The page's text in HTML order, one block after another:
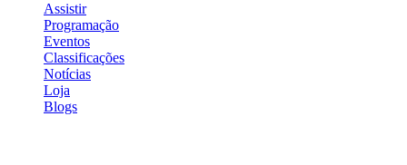
Assistir
Programação
Eventos
Classificações
Notícias
Loja
Blogs